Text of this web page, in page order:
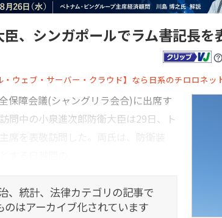
臣、シンガポールでラム書記長
・ウェブ・サーバー・クラウド】なら日系のチロロネッ
保障会議(シャングリラ会合)に出席す
問中の小泉進次郎防衛大臣は29日、ト
、統計、法律カテゴリの記事で
はアーカイブ化されています